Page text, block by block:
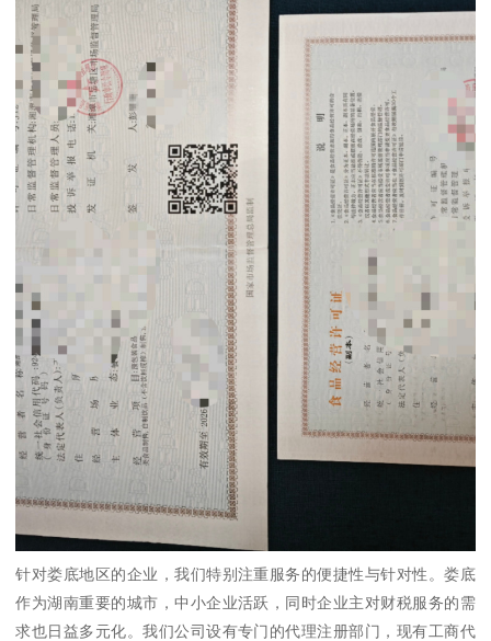
针对娄底地区的企业，我们特别注重服务的便捷性与针对性。娄底
作为湖南重要的城市，中小企业活跃，同时企业主对财税服务的需
求也日益多元化。我们公司设有专门的代理注册部门，现有工商代